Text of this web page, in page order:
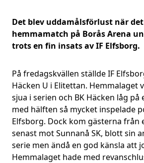
Det blev uddamålsförlust när
hemmamatch på Borås Arena
trots en fin insats av IF Elfsborg.
På fredagskvällen ställde IF
Häcken U i Elitettan. Hemmalaget
sjua i serien och BK Häcken låg på
med hälften så mycket inspelade
Elfsborg. Dock kom gästerna från
senast mot Sunnanå SK, blott sin
serie men ändå en god känsla att
Hemmalaget hade med